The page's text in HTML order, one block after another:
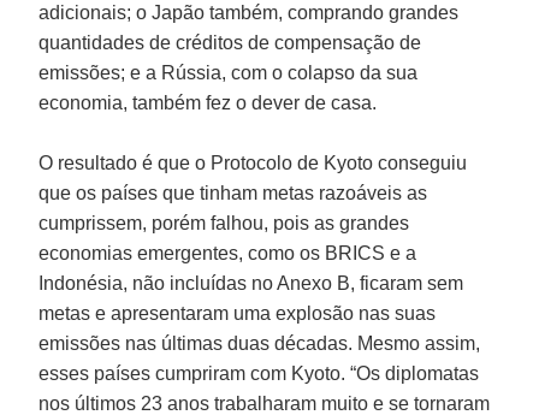
adicionais; o Japão também, comprando grandes
quantidades de créditos de compensação de
emissões; e a Rússia, com o colapso da sua
economia, também fez o dever de casa.
O resultado é que o Protocolo de Kyoto conseguiu
que os países que tinham metas razoáveis as
cumprissem, porém falhou, pois as grandes
economias emergentes, como os BRICS e a
Indonésia, não incluídas no Anexo B, ficaram sem
metas e apresentaram uma explosão nas suas
emissões nas últimas duas décadas. Mesmo assim,
esses países cumpriram com Kyoto. “Os diplomatas
nos últimos 23 anos trabalharam muito e se tornaram